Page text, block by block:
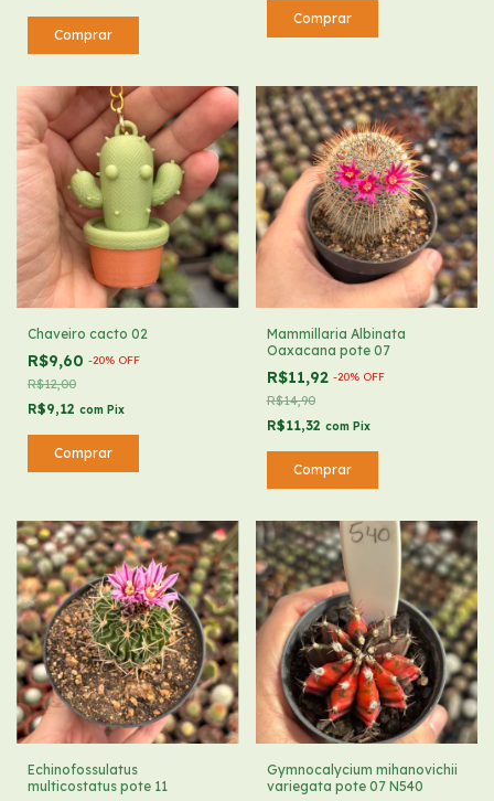
Chaveiro cacto 02
R$9,60 -20% OFF
R$12,00
R$9,12 com Pix
Mammillaria Albinata
Oaxacana pote 07
R$11,92 -20% OFF
R$14,90
R$11,32 com Pix
Echinofossulatus
multicostatus pote 11
Gymnocalycium mihanovichii
variegata pote 07 N540